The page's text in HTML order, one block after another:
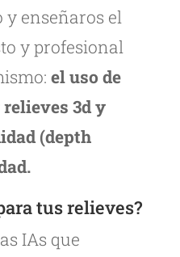
y enseñaros el
y profesional
el uso de
relieves 3d y
(depth
tus relieves?
IAs que